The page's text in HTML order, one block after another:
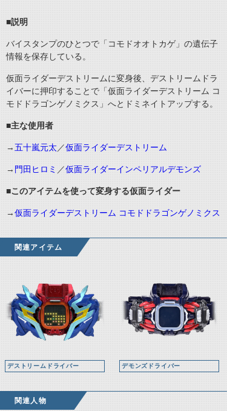
■説明
バイスタンプのひとつで「コモドオオトカゲ」の遺伝子
情報を保存している。
仮面ライダーデストリームに変身後、デストリームドラ
イバーに押印することで「仮面ライダーデストリーム コ
モドドラゴンゲノミクス」へとドミネイトアップする。
■主な使用者
→五十嵐元太 ／仮面ライダーデストリーム
→ 門田ヒロミ ／仮面ライダーインペリアルデモンズ
■このアイテムを使って変身する仮面ライダー
→仮面ライダーデストリーム コモドドラゴンゲノミクス
関連アイテム
デストリームドライバー デモンズドライバー
関連人物